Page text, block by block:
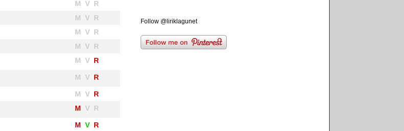
M V R
M V R
M V R
M V R
M V R
M V R
M V R
M V R
M V R
Follow @liriklagunet